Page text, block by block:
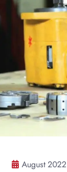
August 2022